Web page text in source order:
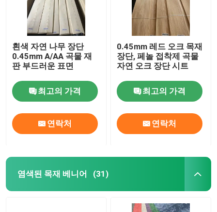
흰색 자연 나무 장단
0.45mm A/AA 곡물 재
판 부드러운 표면
최고의 가격
연락처
0.45mm 레드 오크 목재
장단, 페놀 접착제 곡물
자연 오크 장단 시트
최고의 가격
연락처
염색된 목재 베니어 (31)